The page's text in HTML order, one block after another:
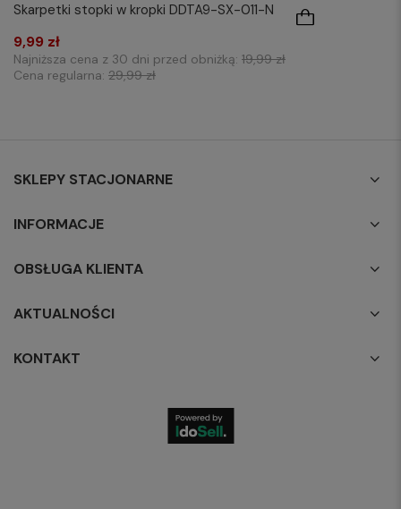
Skarpetki stopki w kropki DDTA9-SX-011-N
9,99 zł
Najniższa cena z 30 dni przed obniżką: 19,99 zł
Cena regularna: 29,99 zł
SKLEPY STACJONARNE
INFORMACJE
OBSŁUGA KLIENTA
AKTUALNOŚCI
KONTAKT